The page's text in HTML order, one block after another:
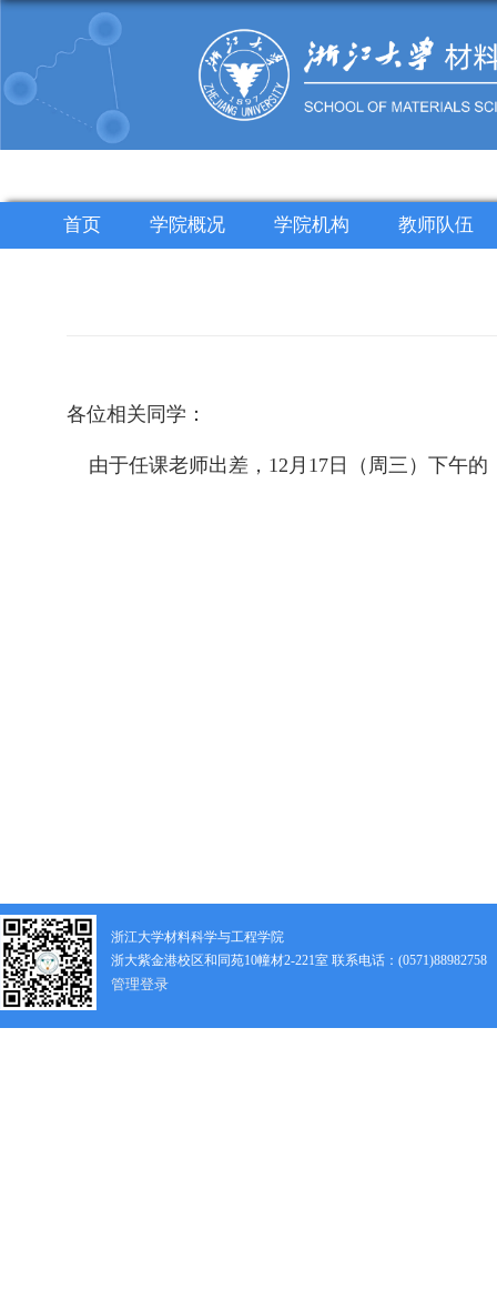
首页 学院概况 学院机构 教师队伍
各位相关同学：
由于任课老师出差，12月17日（周三）下午
浙江大学材料科学与工程学院
浙大紫金港校区和同苑10幢材2-221室 联系电话：(0571)88982758
管理登录